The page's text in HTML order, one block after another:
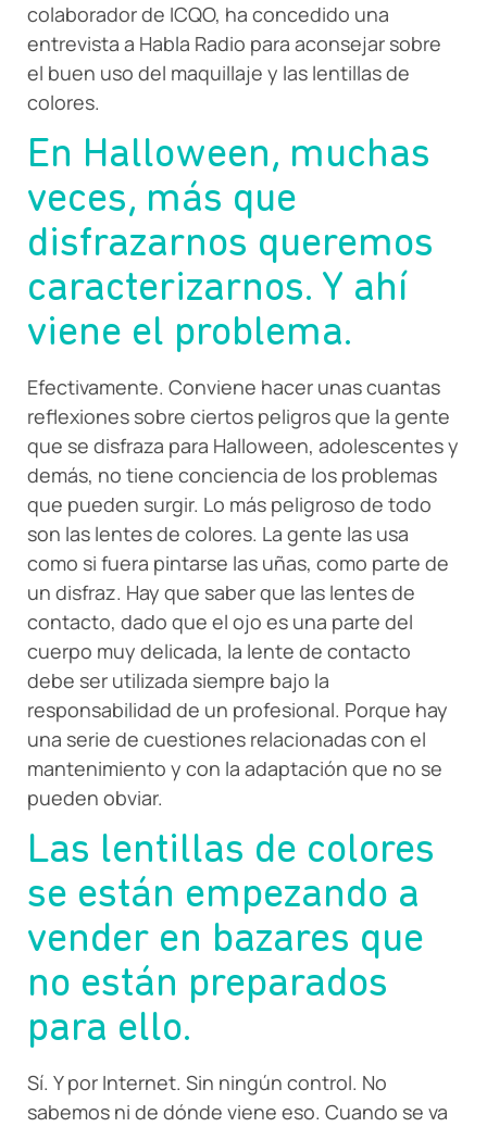
colaborador de ICQO, ha concedido una
entrevista a Habla Radio para aconsejar sobre
el buen uso del maquillaje y las lentillas de
colores.
En Halloween, muchas
veces, más que
disfrazarnos queremos
caracterizarnos. Y ahí
viene el problema.
Efectivamente. Conviene hacer unas cuantas
reflexiones sobre ciertos peligros que la gente
que se disfraza para Halloween, adolescentes y
demás, no tiene conciencia de los problemas
que pueden surgir. Lo más peligroso de todo
son las lentes de colores. La gente las usa
como si fuera pintarse las uñas, como parte de
un disfraz. Hay que saber que las lentes de
contacto, dado que el ojo es una parte del
cuerpo muy delicada, la lente de contacto
debe ser utilizada siempre bajo la
responsabilidad de un profesional. Porque hay
una serie de cuestiones relacionadas con el
mantenimiento y con la adaptación que no se
pueden obviar.
Las lentillas de colores
se están empezando a
vender en bazares que
no están preparados
para ello.
Sí. Y por Internet. Sin ningún control. No
sabemos ni de dónde viene eso. Cuando se va